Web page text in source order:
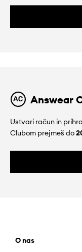
Answear
Ustvari račun in
Clubom prejmeš do
O nas